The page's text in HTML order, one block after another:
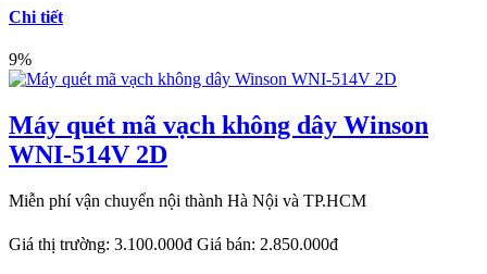
Chi tiết
9%
Máy quét mã vạch không dây Winson
WNI-514V 2D
Miễn phí vận chuyển nội thành Hà Nội và TP.HCM
Giá thị trường: 3.100.000đ Giá bán: 2.850.000đ